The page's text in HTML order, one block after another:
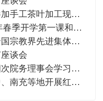
峨眉山佛学院组织学生参加手工茶叶加工现场教学活动
峨眉山佛学院举行2023年春季开学第一课和学生学修报告会
峨眉山佛学院荣获首届全国宗教界先进集体荣誉称号
谈会
峨眉山佛学院召开二届四次院务理事会学习全国宗教工作会议精神
峨眉山佛学院师生赴巴中、南充等地开展红色之旅